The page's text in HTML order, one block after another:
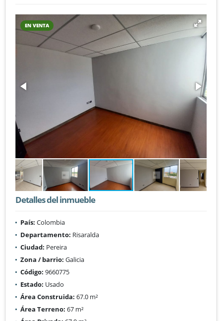
EN VENTA
Detalles del inmueble
País: Colombia
Departamento: Risaralda
Ciudad: Pereira
Zona / barrio: Galicia
Código: 9660775
Estado: Usado
Área Construida: 67.0 m²
Área Terreno: 67 m²